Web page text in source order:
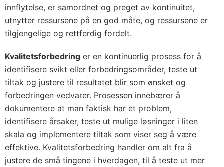
innflytelse, er samordnet og preget av kontinuitet,
utnytter ressursene på en god måte, og ressursene er
tilgjengelige og rettferdig fordelt.
Kvalitetsforbedring er en kontinuerlig prosess for å
identifisere svikt eller forbedringsområder, teste ut
tiltak og justere til resultatet blir som ønsket og
forbedringen vedvarer. Prosessen innebærer å
dokumentere at man faktisk har et problem,
identifisere årsaker, teste ut mulige løsninger i liten
skala og implementere tiltak som viser seg å være
effektive. Kvalitetsforbedring handler om alt fra å
justere de små tingene i hverdagen, til å teste ut mer